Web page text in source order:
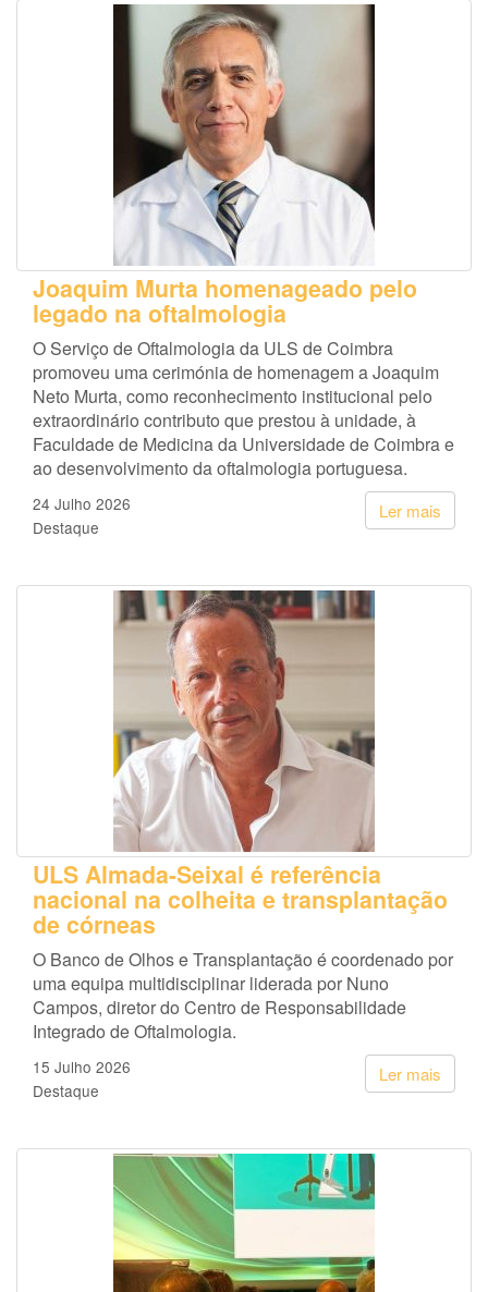
Joaquim Murta homenageado pelo
legado na oftalmologia
O Serviço de Oftalmologia da ULS de Coimbra
promoveu uma cerimónia de homenagem a Joaquim
Neto Murta, como reconhecimento institucional pelo
extraordinário contributo que prestou à unidade, à
Faculdade de Medicina da Universidade de Coimbra e
ao desenvolvimento da oftalmologia portuguesa.
Ler mais
24 Julho 2026
Destaque
ULS Almada-Seixal é referência
nacional na colheita e transplantação
de córneas
O Banco de Olhos e Transplantação é coordenado por
uma equipa multidisciplinar liderada por Nuno
Campos, diretor do Centro de Responsabilidade
Integrado de Oftalmologia.
Ler mais
15 Julho 2026
Destaque